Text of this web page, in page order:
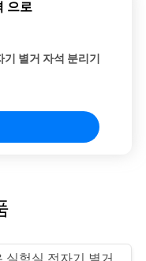
으로
별거 자석 분리기